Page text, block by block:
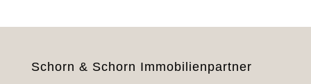
Schorn & Schorn Immobilienpartner